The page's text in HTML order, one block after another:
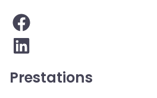
Prestations